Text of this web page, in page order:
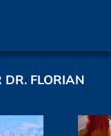
DR. FLORIAN